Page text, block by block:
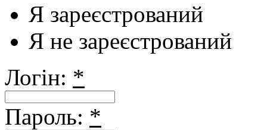
Я зареєстрований
Я не зареєстрований
Логін: *
Пароль: *